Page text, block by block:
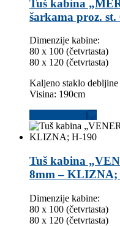
Tuš kabina
šarkama proz.
Dimenzije kabine:
80 x 100 (četvrtasta)
80 x 120 (četvrtasta)
Kaljeno staklo
Visina: 190cm
Tuš kabina
8mm – KLIZNA;
Dimenzije kabine:
80 x 100 (četvrtasta)
80 x 120 (četvrtasta)